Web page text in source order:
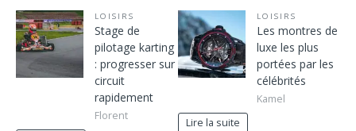
LOISIRS
Stage de
pilotage karting
: progresser sur
circuit
rapidement
Florent
LOISIRS
Les montres de
luxe les plus
portées par les
célébrités
Kamel
Lire la suite